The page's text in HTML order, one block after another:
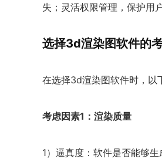
失；灵活权限管理，保护用
选择3d渲染图软件的
在选择3d渲染图软件时，以
考虑因素1：渲染质量
1）逼真度：软件是否能够